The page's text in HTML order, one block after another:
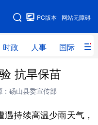
网站无障碍
PC版本
时政 人事 国际 财
时政 人事
网评
全球连线 教育
抗旱保苗
：砀山县委宣传部
持续高温少雨天气，